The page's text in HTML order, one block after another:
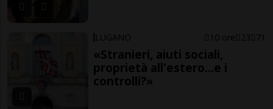
LUGANO 10 ore 23 71
«Stranieri, aiuti sociali,
proprietà all'estero...e i
controlli?»